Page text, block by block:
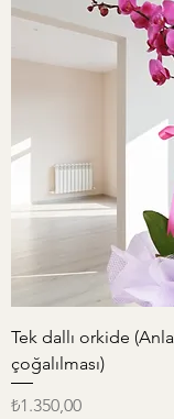
Tek dallı orkide
çoğalılması)
Fiyat
₺1.350,00